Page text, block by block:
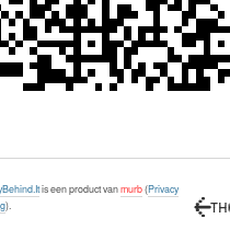
is een product vanmurb(Privacy
).